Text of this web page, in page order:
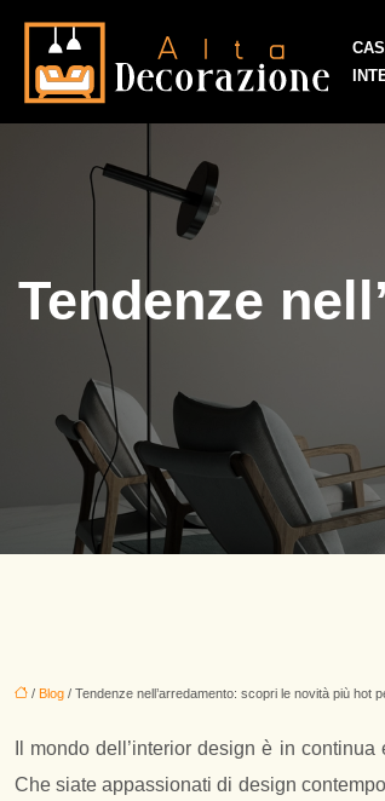
Tendenze
/ Blog / Tendenze nell’arredamento: scopri le novità più hot
Il mondo dell’interior design è in
Che siate appassionati di design